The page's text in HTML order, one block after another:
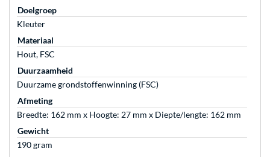
Doelgroep
Kleuter
Materiaal
Hout, FSC
Duurzaamheid
Duurzame grondstoffenwinning (FSC)
Afmeting
Breedte: 162 mm x Hoogte: 27 mm x Diepte/lengte: 162 mm
Gewicht
190 gram